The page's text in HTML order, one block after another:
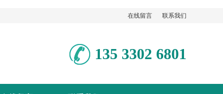
在线留言 联系我们
135 3302 6801